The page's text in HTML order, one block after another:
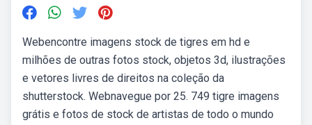
Webencontre imagens stock de tigres em hd e
milhões de outras fotos stock, objetos 3d, ilustrações
e vetores livres de direitos na coleção da
shutterstock. Webnavegue por 25. 749 tigre imagens
grátis e fotos de stock de artistas de todo o mundo